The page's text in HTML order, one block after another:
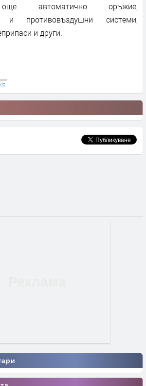
автоматично оръжие,
и противовъздушни системи,
и други.